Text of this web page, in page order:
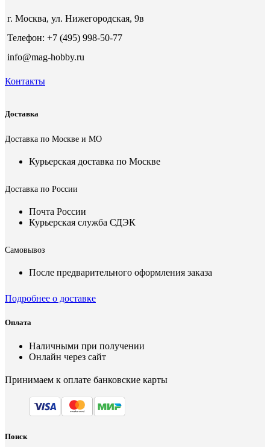
г. Москва, ул. Нижегородская, 9в
Телефон: +7 (495) 998-50-77
info@mag-hobby.ru
Контакты
Доставка
Доставка по Москве и МО
Курьерская доставка по Москве
Доставка по России
Почта России
Курьерская служба СДЭК
Самовывоз
После предварительного оформления заказа
Подробнее о доставке
Оплата
Наличными при получении
Онлайн через сайт
Принимаем к оплате банковские карты
Поиск